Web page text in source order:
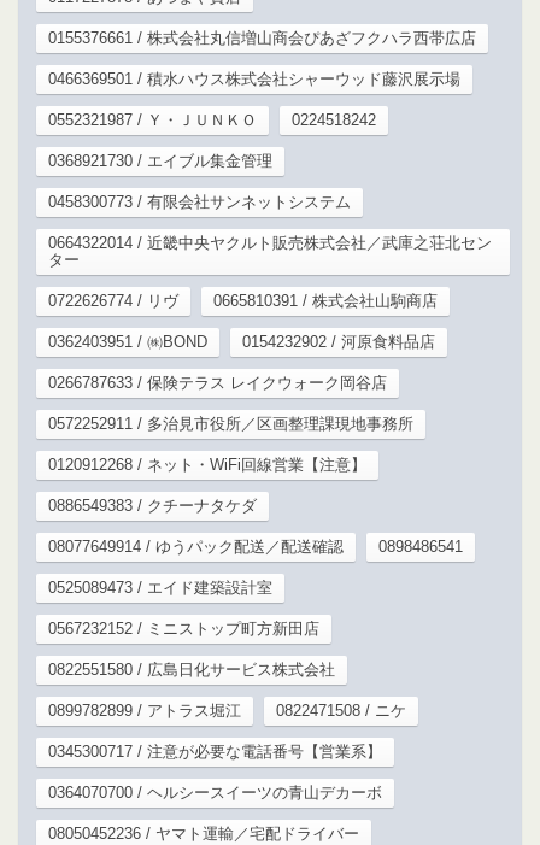
0155376661 / 株式会社丸信増山商会ぴあざフクハラ西帯広店
0466369501 / 積水ハウス株式会社シャーウッド藤沢展示場
0552321987 / Ｙ・ＪＵＮＫＯ 0224518242
0368921730 / エイブル集金管理
0458300773 / 有限会社サンネットシステム
0664322014 / 近畿中央ヤクルト販売株式会社／武庫之荘北セン
ター
0722626774 / リヴ 0665810391 / 株式会社山駒商店
0362403951 / ㈱BOND 0154232902 / 河原食料品店
0266787633 / 保険テラス レイクウォーク岡谷店
0572252911 / 多治見市役所／区画整理課現地事務所
0120912268 / ネット・WiFi回線営業【注意】
0886549383 / クチーナタケダ
08077649914 / ゆうパック配送／配送確認 0898486541
0525089473 / エイド建築設計室
0567232152 / ミニストップ町方新田店
0822551580 / 広島日化サービス株式会社
0899782899 / アトラス堀江 0822471508 / ニケ
0345300717 / 注意が必要な電話番号【営業系】
0364070700 / ヘルシースイーツの青山デカーボ
08050452236 / ヤマト運輸／宅配ドライバー